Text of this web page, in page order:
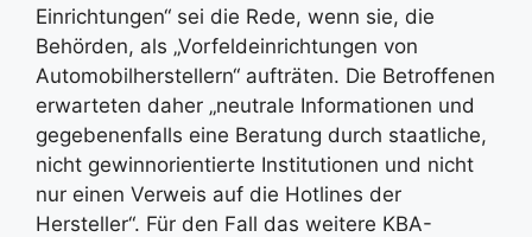
Einrichtungen“ sei die Rede, wenn sie, die
Behörden, als „Vorfeldeinrichtungen von
Automobilherstellern“ aufträten. Die Betroffenen
erwarteten daher „neutrale Informationen und
gegebenenfalls eine Beratung durch staatliche,
nicht gewinnorientierte Institutionen und nicht
nur einen Verweis auf die Hotlines der
Hersteller“. Für den Fall das weitere KBA-